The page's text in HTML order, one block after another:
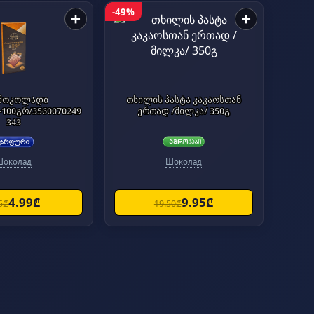
+
შოკოლადი
3560070249
343
4.99₾
-49% +
თხილის პასტა კაკაოსთან
ერთად /მილკა/ 350გ
Шоколад
19.50₾9.95₾